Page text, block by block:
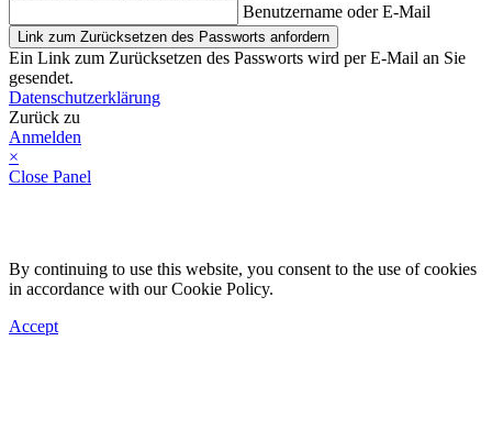
Benutzername oder E-Mail
Link zum Zurücksetzen des Passworts anfordern
Ein Link zum Zurücksetzen des Passworts wird per E-Mail an Sie
gesendet.
Datenschutzerklärung
Zurück zu
Anmelden
×
Close Panel
By continuing to use this website, you consent to the use of cookies
in accordance with our Cookie Policy.
Accept